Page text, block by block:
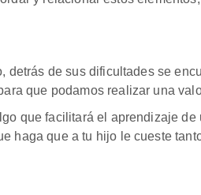
detrás de sus dificultades se
que podamos realizar una
que facilitará el aprendizaje de
haga que a tu hijo le cueste